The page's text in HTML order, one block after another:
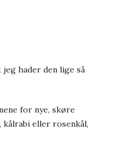
hader den lige så
for nye, skøre
eller rosenkål,